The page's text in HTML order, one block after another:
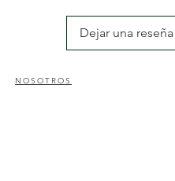
Dejar una reseña
NOSOTROS